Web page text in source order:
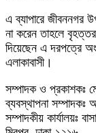
এ ব্যাপারে জীবননগর
না করেন তাহলে
দিয়েছেন এ দরপত্রে
এলাকাবাসী।
সম্পাদক ও প্রকাশকঃ
ব্যবস্থাপনা সম্পাদকঃ
সম্পাদকীয় কার্যালয়ঃ